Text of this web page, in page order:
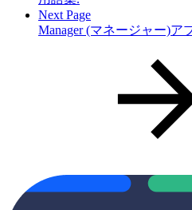
Next Page
Manager (マネージャー)ア